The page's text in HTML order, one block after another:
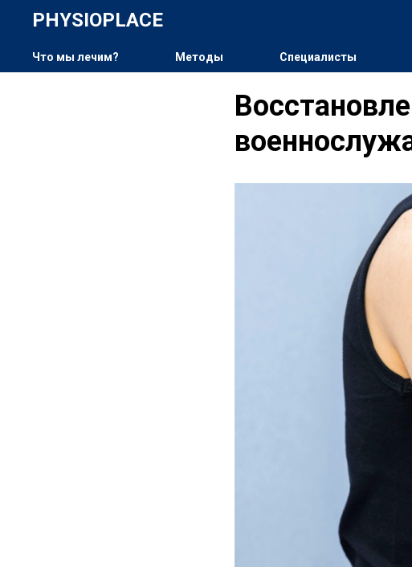
PHYSIOPLACE
Что мы лечим? Методы Cпециалисты